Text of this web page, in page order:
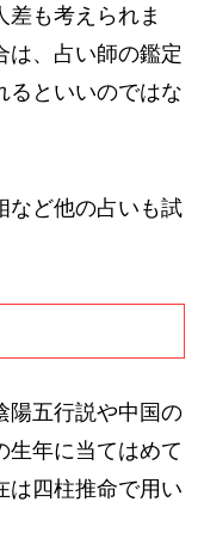
差も考えられま
は、占い師の鑑定
るといいのではな
など他の占いも試
陽五行説や中国の
生年に当てはめて
は四柱推命で用い